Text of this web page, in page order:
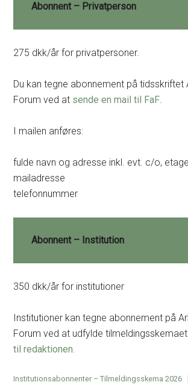
Abonnent – Privatperson
275 dkk/år for privatpersoner.
Du kan tegne abonnement på
Forum ved at sende en mail til FaF.
I mailen anføres:
fulde navn og adresse inkl. evt. c/o,
mailadresse
telefonnummer
Abonnent – Institution
350 dkk/år for institutioner
Institutioner kan tegne abonnement på
Forum ved at udfylde tilmeldingsskemaet
til redaktionen.
Institutionsabonnenter – Tilmeldingsskema 2026